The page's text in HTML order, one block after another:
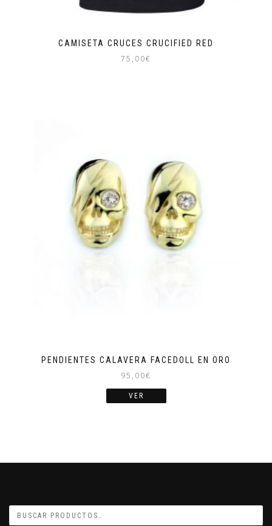
CAMISETA CRUCES CRUCIFIED RED
75,00€
PENDIENTES CALAVERA FACEDOLL EN ORO
95,00€
VER